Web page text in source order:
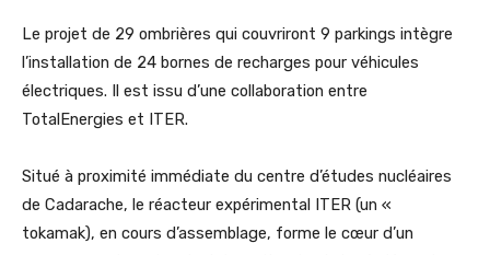
Le projet de 29 ombrières qui couvriront 9 parkings intègre
l’installation de 24 bornes de recharges pour véhicules
électriques. Il est issu d’une collaboration entre
TotalEnergies et ITER.
Situé à proximité immédiate du centre d’études nucléaires
de Cadarache, le réacteur expérimental ITER (un «
tokamak), en cours d’assemblage, forme le cœur d’un